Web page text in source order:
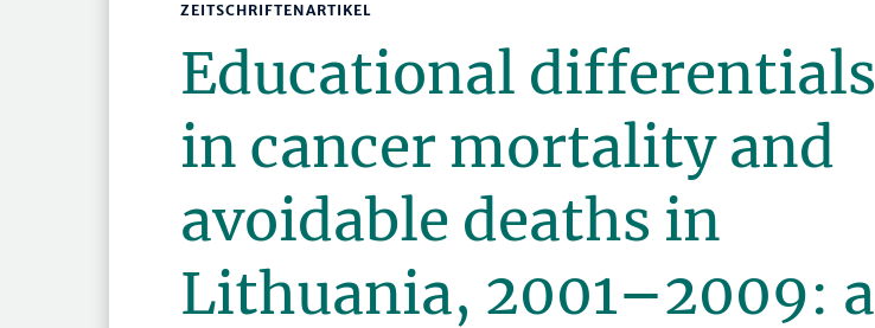
ZEITSCHRIFTENARTIKEL
Educational differentials
in cancer mortality and
avoidable deaths in
Lithuania, 2001–2009: a